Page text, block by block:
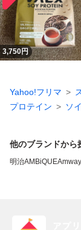
3,750円
Yahoo!フリマ
プロテイン
ソ
他のブランドから
明治AMBiQUEAmway